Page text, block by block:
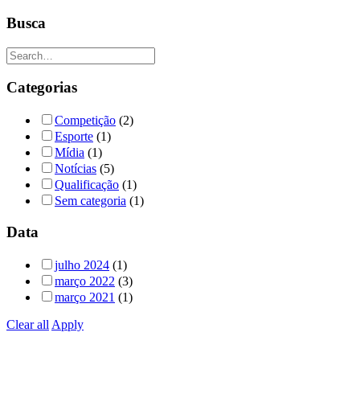
Busca
Categorias
Competição (2)
Esporte (1)
Mídia (1)
Notícias (5)
Qualificação (1)
Sem categoria (1)
Data
julho 2024 (1)
março 2022 (3)
março 2021 (1)
Clear all Apply